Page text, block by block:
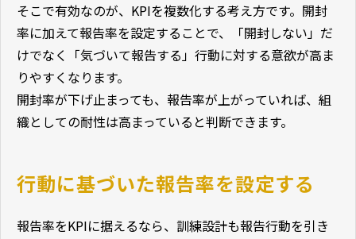
そこで有効なのが、KPIを複数化する考え方です。開封
率に加えて報告率を設定することで、「開封しない」だ
けでなく「気づいて報告する」行動に対する意欲が高ま
りやすくなります。
開封率が下げ止まっても、報告率が上がっていれば、組
織としての耐性は高まっていると判断できます。
行動に基づいた報告率を設定する
報告率をKPIに据えるなら、訓練設計も報告行動を引き